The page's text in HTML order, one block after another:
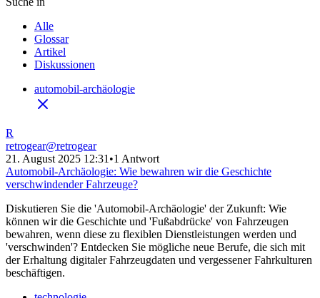
Alle
Glossar
Artikel
Diskussionen
automobil-archäologie
R
retrogear@retrogear
21. August 2025 12:31 •1 Antwort
Automobil-Archäologie: Wie bewahren wir die Geschichte
verschwindender Fahrzeuge?
Diskutieren Sie die 'Automobil-Archäologie' der Zukunft: Wie
können wir die Geschichte und 'Fußabdrücke' von Fahrzeugen
bewahren, wenn diese zu flexiblen Dienstleistungen werden und
'verschwinden'? Entdecken Sie mögliche neue Berufe, die sich mit
der Erhaltung digitaler Fahrzeugdaten und vergessener Fahrkulturen
beschäftigen.